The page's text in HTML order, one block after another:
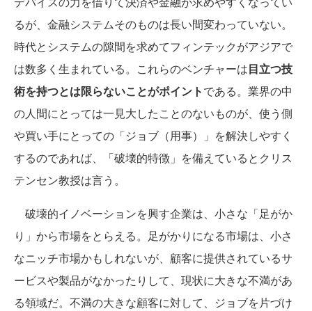
るが、金融システムそのものは長い間変わっていない。
時代とシステムの隙間を求めてフィンテックがアジアで
は数多く生まれている。これらのベンチャーは目立つ技
術を持つとは限らないことがポイントである。業界の中
の人間にとっては一見大したことのないものが、使う側
や買い手にとっての「ジョブ（用事）」を解決しやすく
するのであれば、「破壊的特徴」を備えているとクリス
テンセン教授は言う。
破壊的イノベーションを興す企業は、小さな「足がか
り」から市場をとらえる。足がかりになる市場は、小さ
なニッチ市場かもしれないが、顧客に提供されているサ
ービスや製品がなかったりして、現状に大きな不満があ
る領域だ。不満の大きな顧客に対して、ジョブを片づけ